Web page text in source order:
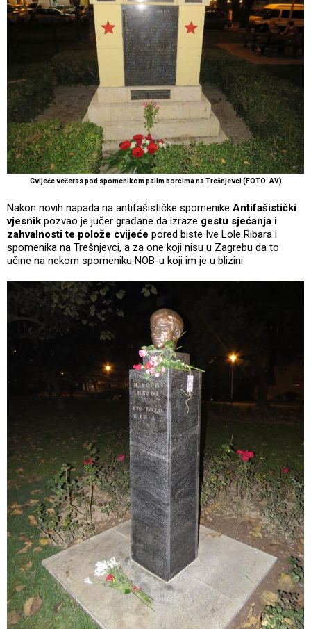
Cvijeće večeras pod spomenikom palim borcima na Trešnjevci (FOTO: AV)
Nakon novih napada na antifašističke spomenike Antifašistički
vjesnik pozvao je jučer građane da izraze gestu sjećanja i
zahvalnosti te polože cvijeće pored biste Ive Lole Ribara i
spomenika na Trešnjevci, a za one koji nisu u Zagrebu da to
učine na nekom spomeniku NOB-u koji im je u blizini.